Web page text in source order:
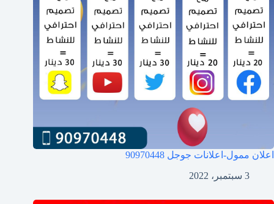
اعلان ممول-اعلانات جوجل 90970448
3 سبتمبر، 2022